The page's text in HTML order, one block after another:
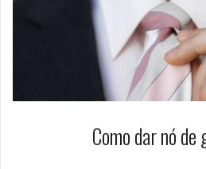
Como dar nó